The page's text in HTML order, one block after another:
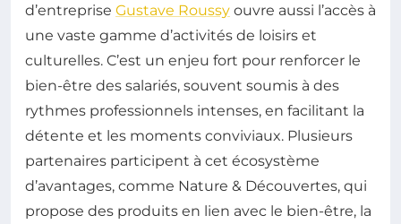
d’entreprise Gustave Roussy ouvre aussi l’accès à
une vaste gamme d’activités de loisirs et
culturelles. C’est un enjeu fort pour renforcer le
bien-être des salariés, souvent soumis à des
rythmes professionnels intenses, en facilitant la
détente et les moments conviviaux. Plusieurs
partenaires participent à cet écosystème
d’avantages, comme Nature & Découvertes, qui
propose des produits en lien avec le bien-être, la